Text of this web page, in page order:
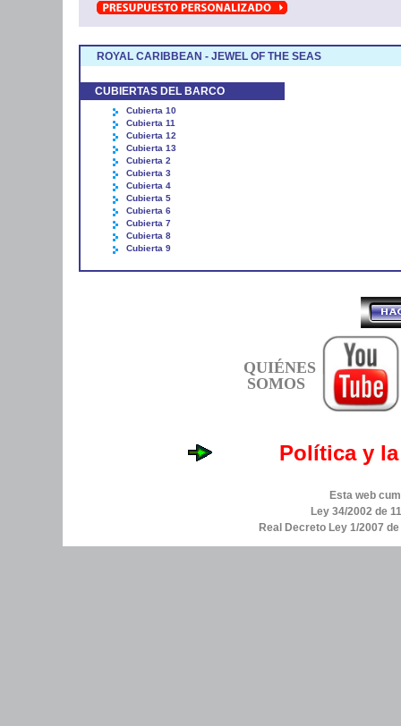
ROYAL CARIBBEAN - JEWEL OF THE SEAS
CUBIERTAS DEL BARCO
Cubierta 10
Cubierta 11
Cubierta 12
Cubierta 13
Cubierta 2
Cubierta 3
Cubierta 4
Cubierta 5
Cubierta 6
Cubierta 7
Cubierta 8
Cubierta 9
QUIÉNES
SOMOS
Política y
Esta web
Ley 34/2002 de
Real Decreto Ley 1/2007